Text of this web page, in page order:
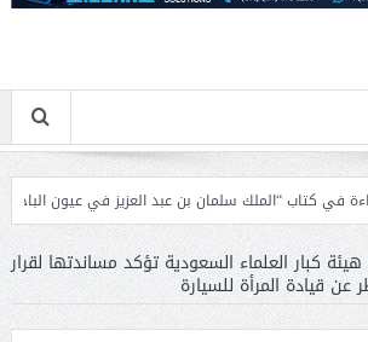
“الملك سلمان بن عبد العزيز في عيون الباحثين العرب”.
هيئة كبار العلماء السعودية تؤكد مساندتها لقرار
عن قيادة المرأة للسيارة